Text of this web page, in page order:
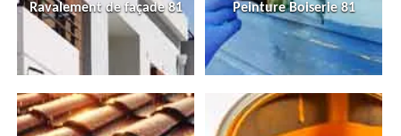
Ravalement de façade 81 Peinture Boiserie 81